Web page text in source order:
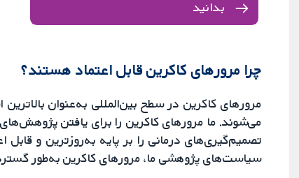
بدانید
چرا مرورهای کاکرین قابل اعتماد هستند؟
مرورهای کاکرین در سطح بین‌المللی به‌عنوان
می‌شوند. ما مرورهای کاکرین را برای یافتن
تصمیم‌گیری‌های درمانی را بر پایه به‌روزترین و
سیاست‌های پژوهشی ما، مرورهای کاکرین به‌طور